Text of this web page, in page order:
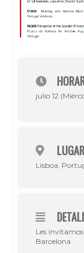
julio 12
LUGAR
Lisboa,
Les
Barcelona